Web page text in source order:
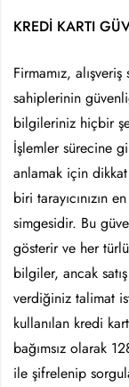
KREDİ KARTI
Firmamız,
sahiplerinin
bilgileriniz hiçbir
İşlemler sürecine
anlamak için
biri tarayıcınızın
simgesidir. Bu
gösterir ve her
bilgiler, ancak
verdiğiniz talimat
kullanılan kredi
bağımsız olarak
ile şifrelenip